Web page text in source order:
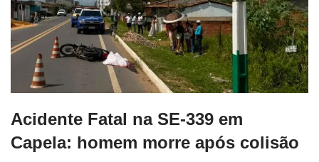
Acidente Fatal na SE-339 em
Capela: homem morre após colisão